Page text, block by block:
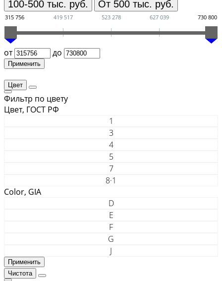
100-500 тыс. руб. От 500 тыс. руб.
315 756 419 517 523 278 627 039 730 800
от до
Цвет
Фильтр по цвету
Цвет, ГОСТ РФ
1
3
4
5
7
8·1
Color, GIA
D
E
F
G
J
Чистота